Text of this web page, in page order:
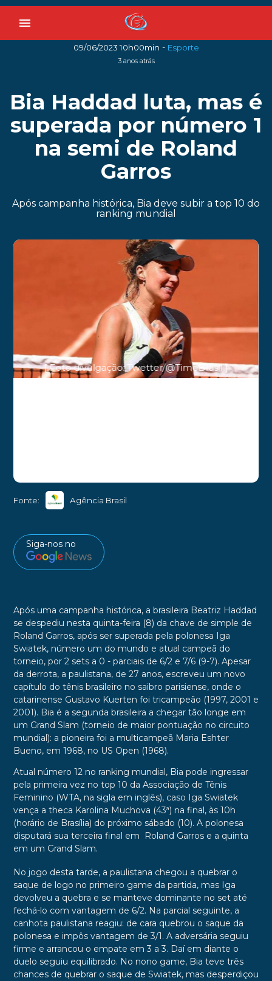
menu
09/06/2023 10h00min - Esporte
3 anos atrás
Bia Haddad luta, mas é
superada por número 1
na semi de Roland
Garros
Após campanha histórica, Bia deve subir a top 10 do
ranking mundial
[ Foto divulgação: Twetter/@TimeBrasil ]
Fonte: Agência Brasil
Siga-nos no
Após uma campanha histórica, a brasileira Beatriz Haddad
se despediu nesta quinta-feira (8) da chave de simple de
Roland Garros, após ser superada pela polonesa Iga
Swiatek, número um do mundo e atual campeã do
torneio, por 2 sets a 0 - parciais de 6/2 e 7/6 (9-7). Apesar
da derrota, a paulistana, de 27 anos, escreveu um novo
capítulo do tênis brasileiro no saibro parisiense, onde o
catarinense Gustavo Kuerten foi tricampeão (1997, 2001 e
2001). Bia é a segunda brasileira a chegar tão longe em
um Grand Slam (torneio de maior pontuação no circuito
mundial): a pioneira foi a multicampeã Maria Eshter
Bueno, em 1968, no US Open (1968).
Atual número 12 no ranking mundial, Bia pode ingressar
pela primeira vez no top 10 da Associação de Tênis
Feminino (WTA, na sigla em inglês), caso Iga Swiatek
vença a theca Karolina Muchova (43ª) na final, às 10h
(horário de Brasília) do próximo sábado (10). A polonesa
disputará sua terceira final em Roland Garros e a quinta
em um Grand Slam.
No jogo desta tarde, a paulistana chegou a quebrar o
saque de logo no primeiro game da partida, mas Iga
devolveu a quebra e se manteve dominante no set até
fechá-lo com vantagem de 6/2. Na parcial seguinte, a
canhota paulistana reagiu: de cara quebrou o saque da
polonesa e impôs vantagem de 3/1. A adversária seguiu
firme e arrancou o empate em 3 a 3. Daí em diante o
duelo seguiu equilibrado. No nono game, Bia teve três
chances de quebrar o saque de Swiatek, mas desperdiçou